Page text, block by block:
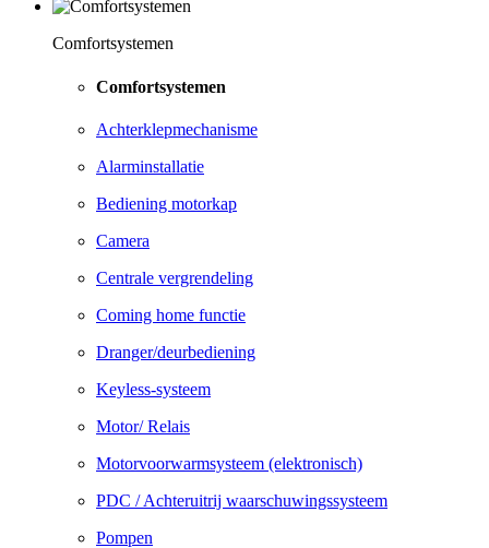
Comfortsystemen
Comfortsystemen
Achterklepmechanisme
Alarminstallatie
Bediening motorkap
Camera
Centrale vergrendeling
Coming home functie
Dranger/deurbediening
Keyless-systeem
Motor/ Relais
Motorvoorwarmsysteem (elektronisch)
PDC / Achteruitrij waarschuwingssysteem
Pompen